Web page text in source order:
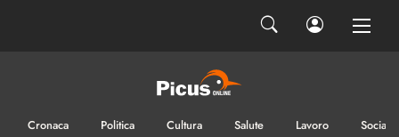
Cronaca Politica Cultura Salute Lavoro Sociale